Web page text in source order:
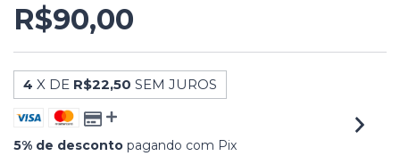
R$90,00
4 X DE R$22,50 SEM JUROS
5% de desconto pagando com Pix